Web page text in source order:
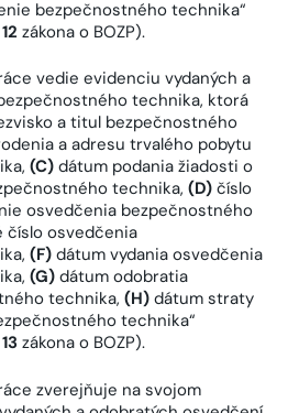
bezpečnostného technika“
zákona o BOZP).
vedie evidenciu vydaných a
technika, ktorá
a titul bezpečnostného
a adresu trvalého pobytu
(C) dátum podania žiadosti o
technika, (D) číslo
osvedčenia bezpečnostného
číslo osvedčenia
(F) dátum vydania osvedčenia
(G) dátum odobratia
technika, (H) dátum straty
technika“
zákona o BOZP).
zverejňuje na svojom